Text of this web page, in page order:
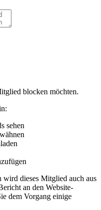
blocken möchten.
sehen
dieses Mitglied auch aus
an den Website-
dem Vorgang einige